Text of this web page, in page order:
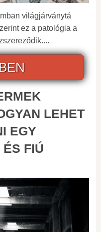
világjárványtá
ez a patológia a
LEHET
EGY
FIÚ